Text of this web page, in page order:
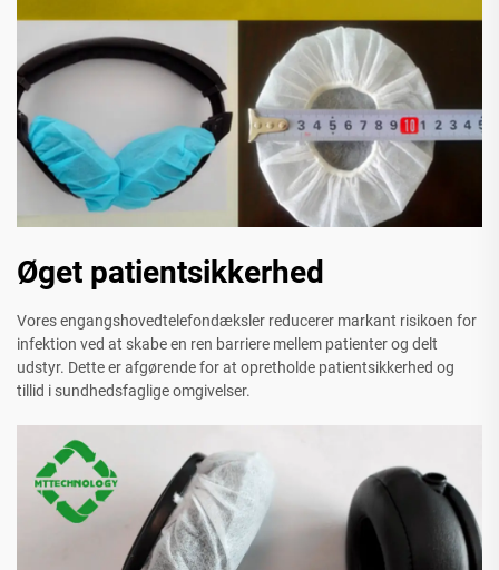
Øget patientsikkerhed
Vores engangshovedtelefondæksler reducerer markant risikoen for
infektion ved at skabe en ren barriere mellem patienter og delt
udstyr. Dette er afgørende for at opretholde patientsikkerhed og
tillid i sundhedsfaglige omgivelser.